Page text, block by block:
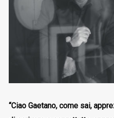
“Ciao Gaetano, come sai,